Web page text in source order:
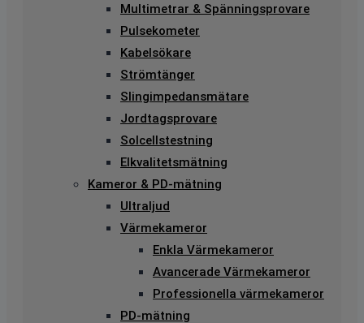
Multimetrar & Spänningsprovare
Pulsekometer
Kabelsökare
Strömtänger
Slingimpedansmätare
Jordtagsprovare
Solcellstestning
Elkvalitetsmätning
Kameror & PD-mätning
Ultraljud
Värmekameror
Enkla Värmekameror
Avancerade Värmekameror
Professionella värmekameror
PD-mätning